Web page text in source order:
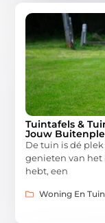
Tuintafels &
Jouw
De tuin is dé
genieten van het
hebt, een
Woning En Tuin